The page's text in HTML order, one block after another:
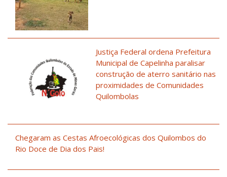
Justiça Federal ordena Prefeitura
Municipal de Capelinha paralisar
construção de aterro sanitário nas
proximidades de Comunidades
Quilombolas
Chegaram as Cestas Afroecológicas dos Quilombos do
Rio Doce de Dia dos Pais!